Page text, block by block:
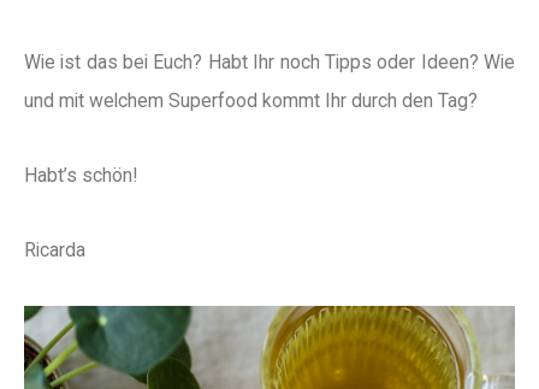
Wie ist das bei Euch? Habt Ihr noch Tipps oder Ideen? Wie
und mit welchem Superfood kommt Ihr durch den Tag?
Habt’s schön!
Ricarda